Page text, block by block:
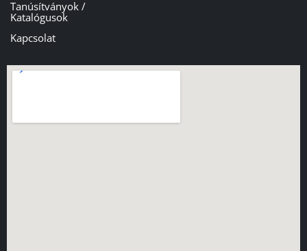
Tanúsítványok /
Katalógusok
Kapcsolat